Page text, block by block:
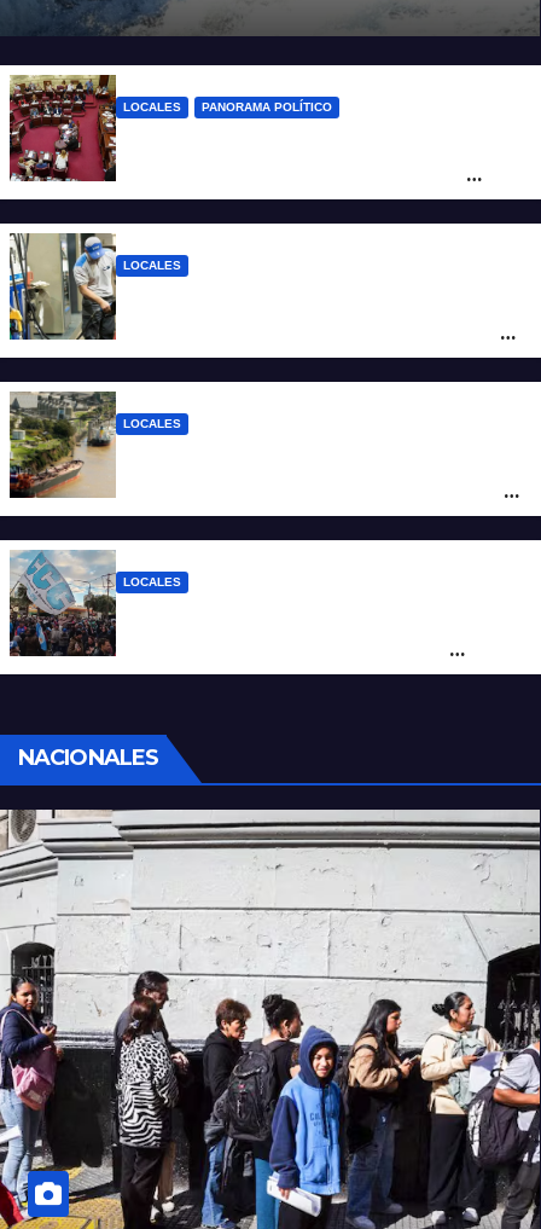
LOCALES PANORAMA POLÍTICO
Santa Fe
LOCALES
ciudad de Santa Fe: la nafta súper superó
los $2.100 y llenar el tanque cuesta más
LOCALES
posicionar los puertos del sur de Santa Fe
como salida para las exportaciones
LOCALES
sociales y sindicales
NACIONALES